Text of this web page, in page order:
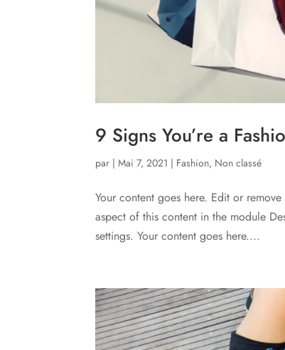
9 Signs You’re a
par |Mai 7, 2021 | Fashion, Non classé
Your content goes here. Edit or
aspect of this content in the module
settings. Your content goes here....